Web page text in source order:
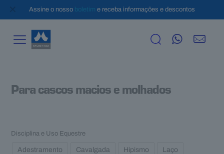
Assine o nosso boletim e receba informações e descontos
Para cascos macios e molhados
Disciplina e Uso Equestre
Adestramento Cavalgada Hipismo Laço